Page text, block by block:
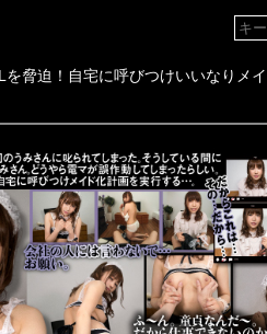
もジゴロ！仮想現
を脅迫！自宅に呼びつけいいなり